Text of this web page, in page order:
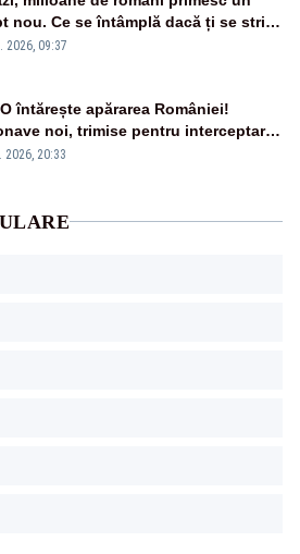
nou. Ce se întâmplă dacă ți se strică
2026, 09:37
întărește apărarea României!
noi, trimise pentru interceptarea
dronelor
2026, 20:33